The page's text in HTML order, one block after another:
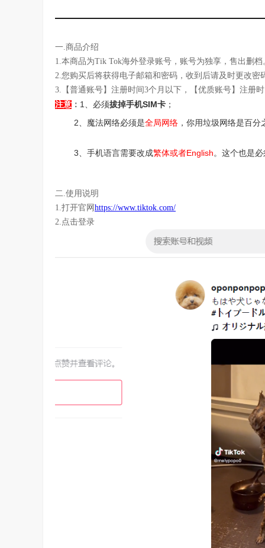
一.商品介绍
1.本商品为Tik Tok海外登录账号，账号为独享，售出删档
2.您购买后将获得电子邮箱和密码，收到后请及时更改密
3.【普通账号】注册时间3个月以下，【优质账号】注册
注意 ： 1、必须拔掉手机SIM卡 ；
2、魔法网络必须是全局网络 ，你用垃圾网络是百
3、 手机语言需要改成繁体或者English。这个也是
二.使用说明
1.打开官网 https://www.tiktok.com/
2.点击登录